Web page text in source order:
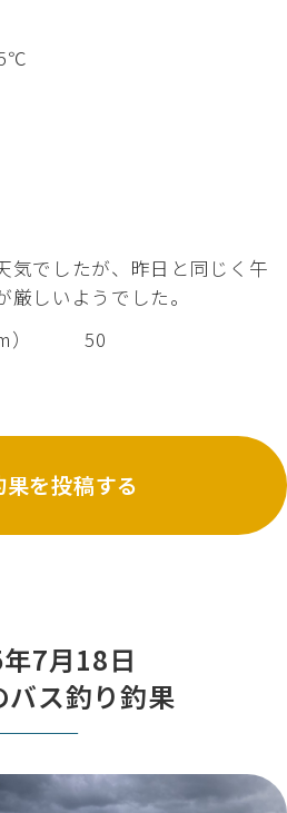
気でしたが、昨日と同じく午
厳しいようでした。
50
果を投稿する
7月18日
バス釣り釣果